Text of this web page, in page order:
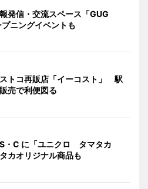
発信・交流スペース「GUG
ニングイベントも
トコ再販店「イーコスト」 駅
売で利便図る
・C に「ユニクロ タマタカ
カオリジナル商品も